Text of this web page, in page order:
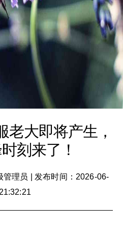
老大即将产生，
刻来了！
管理员
发布时间：2026-06-